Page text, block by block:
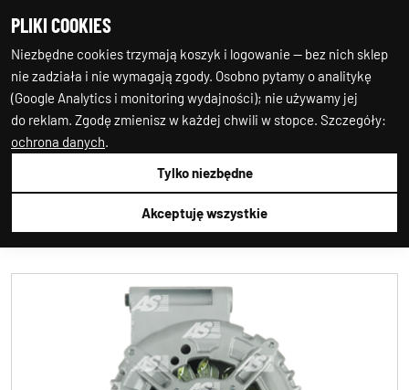
PLIKI COOKIES
Niezbędne cookies trzymają koszyk i logowanie — bez nich sklep
nie zadziała i nie wymagają zgody. Osobno pytamy o analitykę
(Google Analytics i monitoring wydajności); nie używamy jej
do reklam. Zgodę zmienisz w każdej chwili w stopce. Szczegóły:
ochrona danych.
Tylko niezbędne
Akceptuję wszystkie
1.ALTERNATOR
AS-PL
A0494